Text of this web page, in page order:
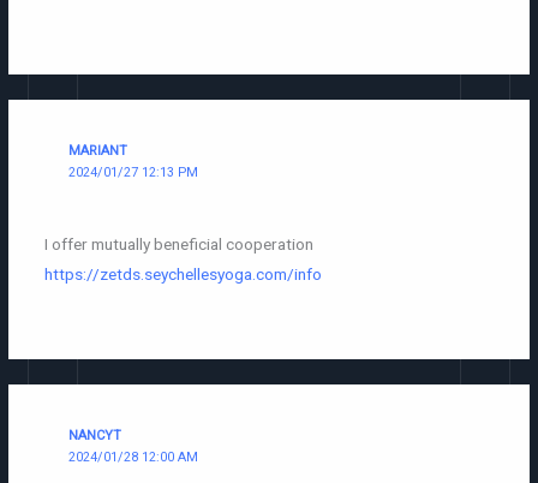
MARIANT
2024/01/27 12:13 PM
I offer mutually beneficial cooperation
https://zetds.seychellesyoga.com/info
NANCYT
2024/01/28 12:00 AM